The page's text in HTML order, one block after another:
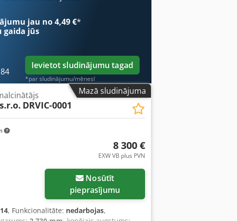
iespējama. Csdpfx Aiowxmb Esrsrf
jau no 4,49 €*
gaida jūs
Ievietot sludinājumu tagad
*par sludinājumu/mēnesī
Mazā sludinājuma
DRVIC-0001
8 300 €
EXW VB plus PVN
pieprasījumu
, Funkcionalitāte: nedarbojas,